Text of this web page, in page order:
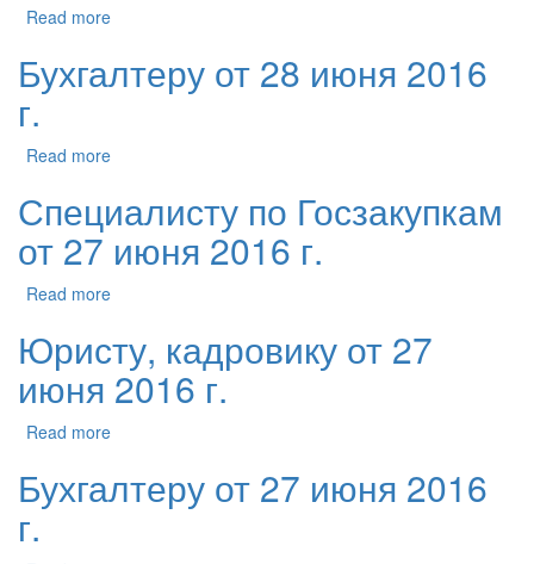
Read more
Бухгалтеру от 28 июня 2016
г.
Read more
Специалисту по Госзакупкам
от 27 июня 2016 г.
Read more
Юристу, кадровику от 27
июня 2016 г.
Read more
Бухгалтеру от 27 июня 2016
г.